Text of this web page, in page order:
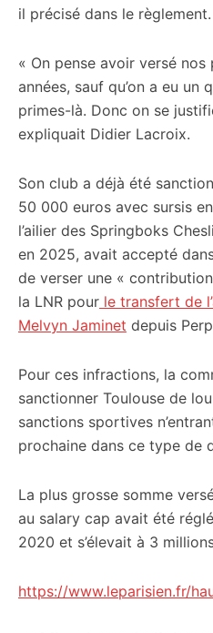
il précisé dans le règlement.
« On pense avoir versé
années, sauf qu’on a eu un
primes-là. Donc on se
expliquait Didier Lacroix.
Son club a déjà été
50 000 euros avec sursis
l’ailier des Springboks
en 2025, avait accepté
de verser une «
la LNR pour le transfert de
Melvyn Jaminet depuis
Pour ces infractions, la
sanctionner Toulouse de
sanctions sportives
prochaine dans ce type de
La plus grosse somme
au salary cap avait été
2020 et s’élevait à 3
https://www.leparisien.fr/